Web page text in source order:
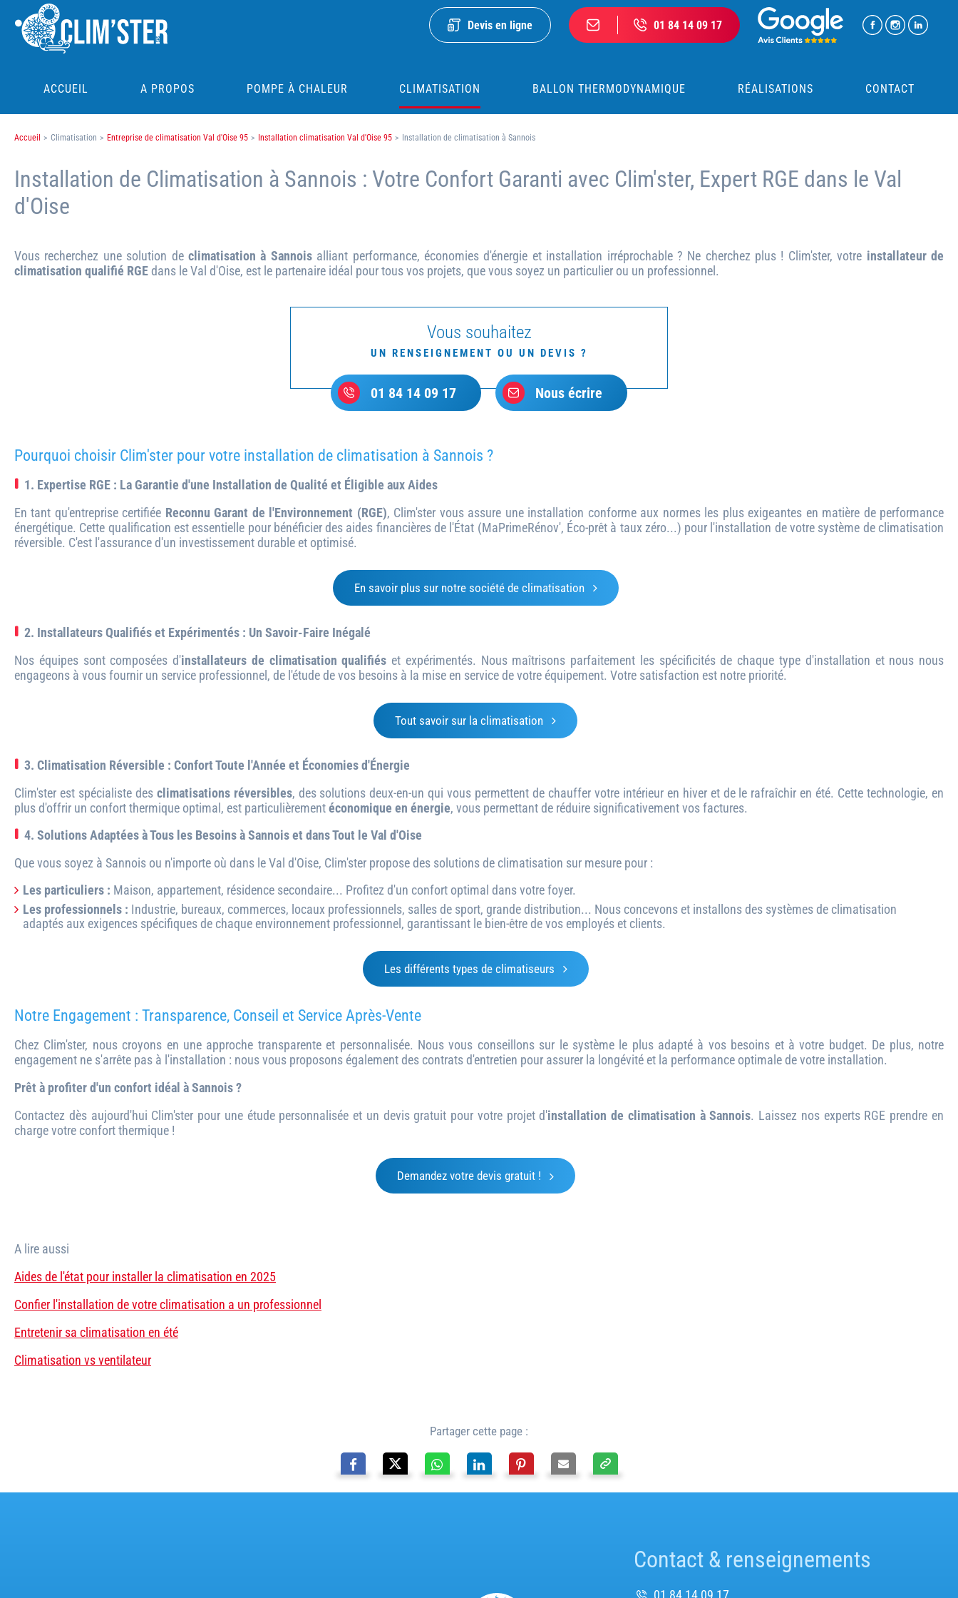
Devis en ligne 01 84 14 09 17
ACCUEIL A PROPOS POMPE À CHALEUR CLIMATISATION BALLON THERMODYNAMIQUE RÉALISATIONS CONTACT
Accueil > Climatisation > Entreprise de climatisation Val d'Oise 95 > Installation climatisation Val d'Oise 95 > Installation de climatisation à Sannois
Installation de Climatisation à Sannois : Votre Confort Garanti avec Clim'ster, Expert RGE dans le Val
d'Oise
Vous recherchez une solution de climatisation à Sannoisalliant performance, économies d'énergie et installation irréprochable ? Ne cherchez plus ! Clim'ster, votre installateur de
climatisation qualifié RGE dans le Val d'Oise, est le partenaire idéal pour tous vos projets, que vous soyez un particulier ou un professionnel.
Vous souhaitez
UN RENSEIGNEMENT OU UN DEVIS ?
01 84 14 09 17 Nous écrire
Pourquoi choisir Clim'ster pour votre installation de climatisation à Sannois ?
1. Expertise RGE : La Garantie d'une Installation de Qualité et Éligible aux Aides
En tant qu'entreprise certifiée Reconnu Garant de l'Environnement (RGE), Clim'ster vous assure une installation conforme aux normes les plus exigeantes en matière de performance
énergétique. Cette qualification est essentielle pour bénéficier des aides financières de l'État (MaPrimeRénov', Éco-prêt à taux zéro...) pour l'installation de votre système de climatisation
réversible. C'est l'assurance d'un investissement durable et optimisé.
En savoir plus sur notre société de climatisation
2. Installateurs Qualifiés et Expérimentés : Un Savoir-Faire Inégalé
Nos équipes sont composées d'installateurs de climatisation qualifiés et expérimentés. Nous maîtrisons parfaitement les spécificités de chaque type d'installation et nous nous
engageons à vous fournir un service professionnel, de l'étude de vos besoins à la mise en service de votre équipement. Votre satisfaction est notre priorité.
Tout savoir sur la climatisation
3. Climatisation Réversible : Confort Toute l'Année et Économies d'Énergie
Clim'ster est spécialiste des climatisations réversibles, des solutions deux-en-un qui vous permettent de chauffer votre intérieur en hiver et de le rafraîchir en été. Cette technologie, en
plus d'offrir un confort thermique optimal, est particulièrementéconomique en énergie, vous permettant de réduire significativement vos factures.
4. Solutions Adaptées à Tous les Besoins à Sannois et dans Tout le Val d'Oise
Que vous soyez à Sannois ou n'importe où dans le Val d'Oise, Clim'ster propose des solutions de climatisation sur mesure pour :
Les particuliers : Maison, appartement, résidence secondaire... Profitez d'un confort optimal dans votre foyer.
Les professionnels : Industrie, bureaux, commerces, locaux professionnels, salles de sport, grande distribution... Nous concevons et installons des systèmes de climatisation
adaptés aux exigences spécifiques de chaque environnement professionnel, garantissant le bien-être de vos employés et clients.
Les différents types de climatiseurs
Notre Engagement : Transparence, Conseil et Service Après-Vente
Chez Clim'ster, nous croyons en une approche transparente et personnalisée. Nous vous conseillons sur le système le plus adapté à vos besoins et à votre budget. De plus, notre
engagement ne s'arrête pas à l'installation : nous vous proposons également des contrats d'entretien pour assurer la longévité et la performance optimale de votre installation.
Prêt à profiter d'un confort idéal à Sannois ?
Contactez dès aujourd'hui Clim'ster pour une étude personnalisée et un devis gratuit pour votre projet d'installation de climatisation à Sannois. Laissez nos experts RGE prendre en
charge votre confort thermique !
Demandez votre devis gratuit !
A lire aussi
Aides de l'état pour installer la climatisation en 2025
Confier l'installation de votre climatisation a un professionnel
Entretenir sa climatisation en été
Climatisation vs ventilateur
Partager cette page :
Contact & renseignements
01 84 14 09 17